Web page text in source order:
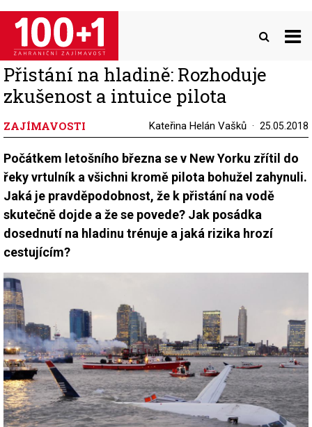
Přejít
hlavnímu
obsahu
Přistání na hladině: Rozhoduje
zkušenost a intuice pilota
ZAJÍMAVOSTI Kateřina Helán Vašků 25.05.2018
Počátkem letošního března se v New Yorku zřítil do
řeky vrtulník a všichni kromě pilota bohužel zahynuli.
Jaká je pravděpodobnost, že k přistání na vodě
skutečně dojde a že se povede? Jak posádka
dosednutí na hladinu trénuje a jaká rizika hrozí
cestujícím?